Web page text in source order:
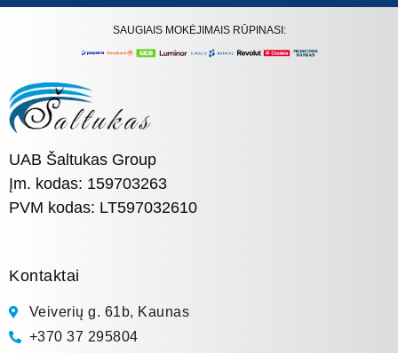
SAUGIAIS MOKĖJIMAIS RŪPINASI:
UAB Šaltukas Group
Įm. kodas: 159703263
PVM kodas: LT597032610
Kontaktai
Veiverių g. 61b, Kaunas
+370 37 295804